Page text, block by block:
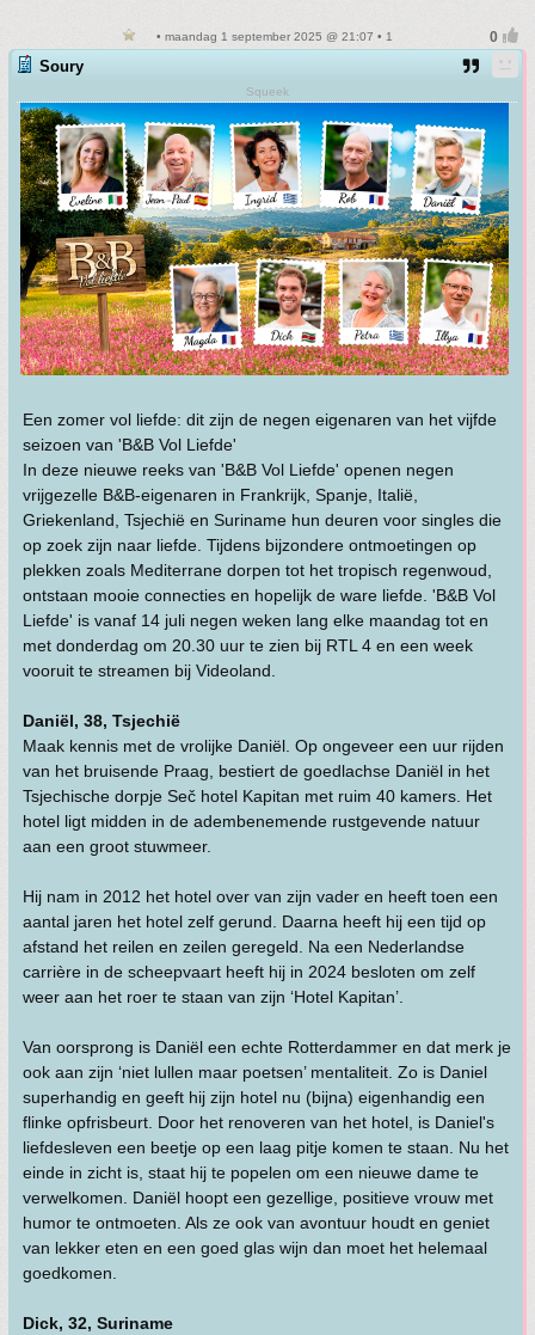
• maandag 1 september 2025 @ 21:07 • 1
Soury
Squeek
Een zomer vol liefde: dit zijn de negen eigenaren van het vijfde
seizoen van 'B&B Vol Liefde'
In deze nieuwe reeks van 'B&B Vol Liefde' openen negen
vrijgezelle B&B-eigenaren in Frankrijk, Spanje, Italië,
Griekenland, Tsjechië en Suriname hun deuren voor singles die
op zoek zijn naar liefde. Tijdens bijzondere ontmoetingen op
plekken zoals Mediterrane dorpen tot het tropisch regenwoud,
ontstaan mooie connecties en hopelijk de ware liefde. 'B&B Vol
Liefde' is vanaf 14 juli negen weken lang elke maandag tot en
met donderdag om 20.30 uur te zien bij RTL 4 en een week
vooruit te streamen bij Videoland.
Daniël, 38, Tsjechië
Maak kennis met de vrolijke Daniël. Op ongeveer een uur rijden
van het bruisende Praag, bestiert de goedlachse Daniël in het
Tsjechische dorpje Seč hotel Kapitan met ruim 40 kamers. Het
hotel ligt midden in de adembenemende rustgevende natuur
aan een groot stuwmeer.
Hij nam in 2012 het hotel over van zijn vader en heeft toen een
aantal jaren het hotel zelf gerund. Daarna heeft hij een tijd op
afstand het reilen en zeilen geregeld. Na een Nederlandse
carrière in de scheepvaart heeft hij in 2024 besloten om zelf
weer aan het roer te staan van zijn ‘Hotel Kapitan’.
Van oorsprong is Daniël een echte Rotterdammer en dat merk je
ook aan zijn ‘niet lullen maar poetsen’ mentaliteit. Zo is Daniel
superhandig en geeft hij zijn hotel nu (bijna) eigenhandig een
flinke opfrisbeurt. Door het renoveren van het hotel, is Daniel's
liefdesleven een beetje op een laag pitje komen te staan. Nu het
einde in zicht is, staat hij te popelen om een nieuwe dame te
verwelkomen. Daniël hoopt een gezellige, positieve vrouw met
humor te ontmoeten. Als ze ook van avontuur houdt en geniet
van lekker eten en een goed glas wijn dan moet het helemaal
goedkomen.
Dick, 32, Suriname